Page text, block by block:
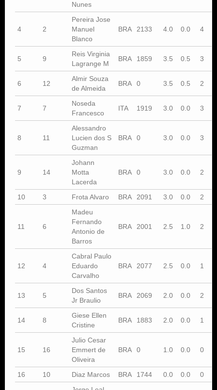
Nunes
4 2
Pereira Jose
Manuel
Blanco
BRA 2133 4.0 0.0 4
5 9
Reis Virginia
Lagrange M
BRA 1859 3.5 0.5 3
6 12
Almir Souza
de Almeida
BRA 0 3.5 0.5 2
7 7
Noseda
Francesco
ITA 1919 3.0 0.0 3
8 11
Alessandro
Lucien dos S
Guzman
BRA 0 3.0 0.0 3
9 14
Johann
Motta
Lacerda
BRA 0 3.0 0.0 2
10 3 Frota Alvaro BRA 2091 3.0 0.0 2
11 6
Madeu
Fernando
Antonio de
Barros
BRA 2001 2.5 1.0 2
12 4
Cabral Paulo
Eduardo
Carvalho
BRA 2077 2.5 0.0 1
13 5
Dos Santos
Jr Braulio
BRA 2069 2.0 0.0 2
14 8
Giese Ellen
Cristine
BRA 1883 2.0 0.0 1
15 16
Julio Cesar
Emmert de
Oliveira
BRA 0 1.0 0.0 0
16 10 Diaz Marcos BRA 1744 0.0 0.0
0